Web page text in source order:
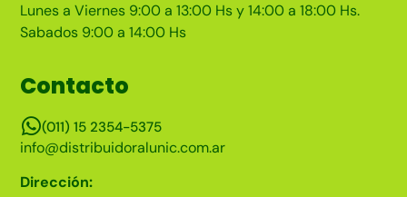
Lunes a Viernes 9:00 a 13:00 Hs y 14:00 a 18:00 Hs.
Sabados 9:00 a 14:00 Hs
Contacto
(011) 15 2354-5375
info@distribuidoralunic.com.ar
Dirección: